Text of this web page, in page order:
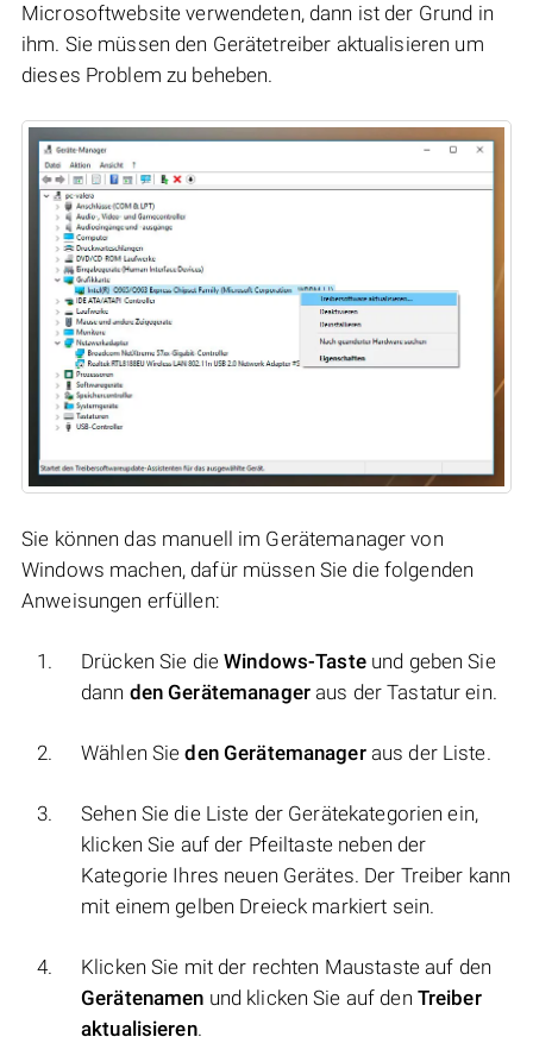
Microsoftwebsite verwendeten, dann ist der Grund in
ihm. Sie müssen den Gerätetreiber aktualisieren um
dieses Problem zu beheben.
Sie können das manuell im Gerätemanager von
Windows machen, dafür müssen Sie die folgenden
Anweisungen erfüllen:
Drücken Sie dieWindows-Tasteund geben Sie
dann den Gerätemanageraus der Tastatur ein.
Wählen Sieden Gerätemanageraus der Liste.
Sehen Sie die Liste der Gerätekategorien ein,
klicken Sie auf der Pfeiltaste neben der
Kategorie Ihres neuen Gerätes. Der Treiber kann
mit einem gelben Dreieck markiert sein.
Klicken Sie mit der rechten Maustaste auf den
Gerätenamen und klicken Sie auf den Treiber
aktualisieren.